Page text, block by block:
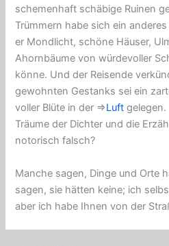
schemenhaft schäbige Ruinen
Trümmern habe sich ein
er Mondlicht, schöne Häuser,
Ahornbäume von würdevoller
könne. Und der Reisende
gewohnten Gestanks sei ein
voller Blüte in der ⇒Luft
Träume der Dichter und die
notorisch falsch?
Manche sagen, Dinge und Orte
sagen, sie hätten keine; ich
aber ich habe Ihnen von der